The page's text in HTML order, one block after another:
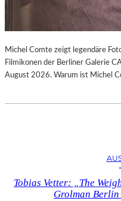
Michel Comte zeigt legendäre
Filmikonen der Berliner Galerie
August 2026. Warum ist Michel
Tobias Vetter: „The
Grolman